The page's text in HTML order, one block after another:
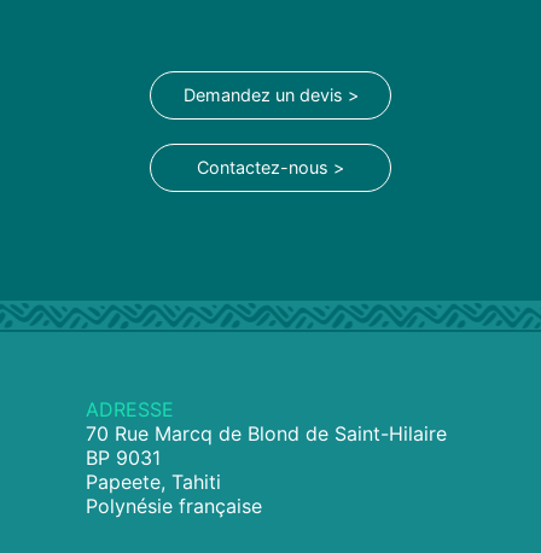
Demandez un devis >
Contactez-nous >
ADRESSE
70 Rue Marcq de Blond de Saint-Hilaire
BP 9031
Papeete, Tahiti
Polynésie française